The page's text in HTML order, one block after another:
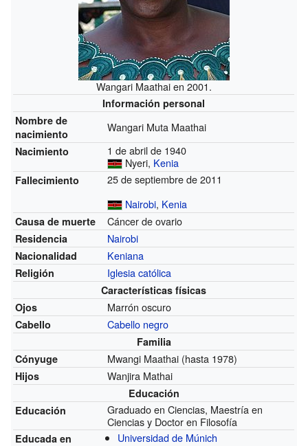
Wangari Maathai en 2001.
Información personal
Nombre de
nacimiento
Wangari Muta Maathai
Nacimiento
1 de abril de 1940
Nyeri, Kenia
Fallecimiento
25 de septiembre de 2011
Nairobi, Kenia
Causa de muerte Cáncer de ovario
Residencia Nairobi
Nacionalidad Keniana
Religión Iglesia católica
Características físicas
Ojos
Marrón oscuro
Cabello Cabello negro
Familia
Cónyuge
Mwangi Maathai (hasta 1978)
Hijos Wanjira Mathai
Educación
Educación
Graduado en Ciencias, Maestría en
Ciencias y Doctor en Filosofía
Educada en
Universidad de Múnich